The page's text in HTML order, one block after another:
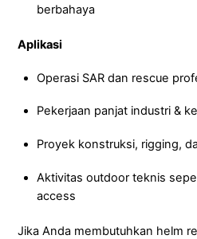
berbahaya
Aplikasi
Operasi SAR dan rescue
Pekerjaan panjat industri &
Proyek konstruksi, rigging,
Aktivitas outdoor teknis
access
Jika Anda membutuhkan helm